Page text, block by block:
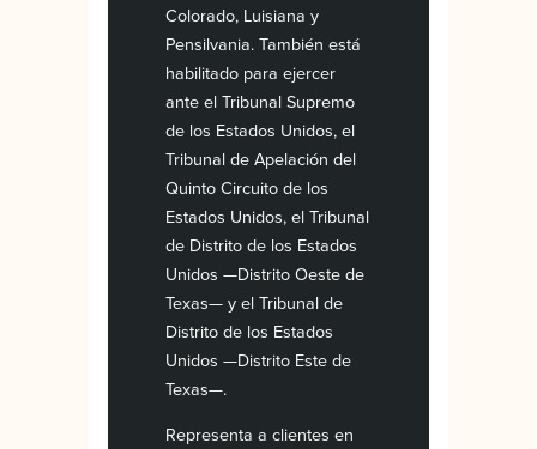
Colorado, Luisiana y
Pensilvania. También está
habilitado para ejercer
ante el Tribunal Supremo
de los Estados Unidos, el
Tribunal de Apelación del
Quinto Circuito de los
Estados Unidos, el Tribunal
de Distrito de los Estados
Unidos —Distrito Oeste de
Texas— y el Tribunal de
Distrito de los Estados
Unidos —Distrito Este de
Texas—.
Representa a clientes en